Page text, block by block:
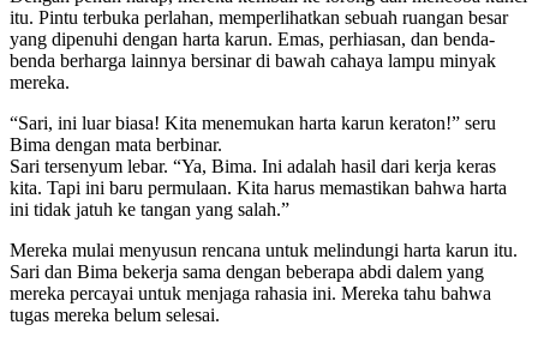
itu. Pintu terbuka perlahan, memperlihatkan sebuah ruangan besar
yang dipenuhi dengan harta karun. Emas, perhiasan, dan benda-
benda berharga lainnya bersinar di bawah cahaya lampu minyak
mereka.
“Sari, ini luar biasa! Kita menemukan harta karun keraton!” seru
Bima dengan mata berbinar.
Sari tersenyum lebar. “Ya, Bima. Ini adalah hasil dari kerja keras
kita. Tapi ini baru permulaan. Kita harus memastikan bahwa harta
ini tidak jatuh ke tangan yang salah.”
Mereka mulai menyusun rencana untuk melindungi harta karun itu.
Sari dan Bima bekerja sama dengan beberapa abdi dalem yang
mereka percayai untuk menjaga rahasia ini. Mereka tahu bahwa
tugas mereka belum selesai.